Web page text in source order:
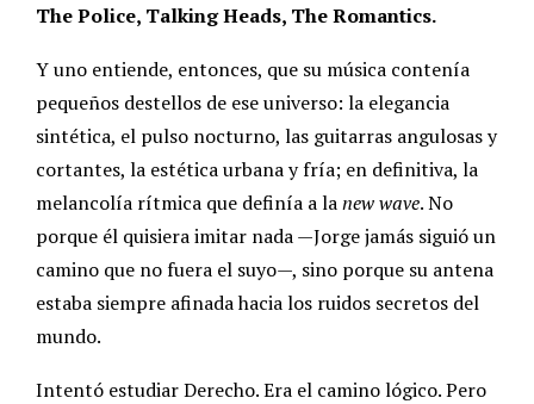
The Police, Talking Heads, The Romantics.
Y uno entiende, entonces, que su música contenía
pequeños destellos de ese universo: la elegancia
sintética, el pulso nocturno, las guitarras angulosas y
cortantes, la estética urbana y fría; en definitiva, la
melancolía rítmica que definía a lanew wave. No
porque él quisiera imitar nada —Jorge jamás siguió un
camino que no fuera el suyo—, sino porque su antena
estaba siempre afinada hacia los ruidos secretos del
mundo.
Intentó estudiar Derecho. Era el camino lógico. Pero